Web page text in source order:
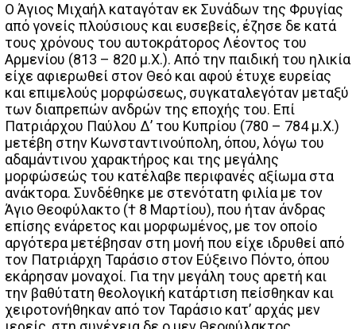
Ο Άγιος Μιχαήλ καταγόταν εκ Συνάδων της Φρυγίας
από γονείς πλούσιους και ευσεβείς, έζησε δε κατά
τους χρόνους του αυτοκράτορος Λέοντος του
Αρμενίου (813 – 820 μ.Χ.). Από την παιδική του ηλικία
είχε αφιερωθεί στον Θεό και αφού έτυχε ευρείας
και επιμελούς μορφώσεως, συγκαταλεγόταν μεταξύ
των διαπρεπών ανδρών της εποχής του. Επί
Πατριάρχου Παύλου Δ’ του Κυπρίου (780 – 784 μ.Χ.)
μετέβη στην Κωνσταντινούπολη, όπου, λόγω του
αδαμάντινου χαρακτήρος και της μεγάλης
μορφώσεώς του κατέλαβε περιφανές αξίωμα στα
ανάκτορα. Συνδέθηκε με στενότατη φιλία με τον
Άγιο Θεοφύλακτο († 8 Μαρτίου), που ήταν άνδρας
επίσης ενάρετος και μορφωμένος, με τον οποίο
αργότερα μετέβησαν στη μονή που είχε ιδρυθεί από
τον Πατριάρχη Ταράσιο στον Εύξεινο Πόντο, όπου
εκάρησαν μοναχοί. Για την μεγάλη τους αρετή και
την βαθύτατη θεολογική κατάρτιση πείσθηκαν και
χειροτονήθηκαν από τον Ταράσιο κατ’ αρχάς μεν